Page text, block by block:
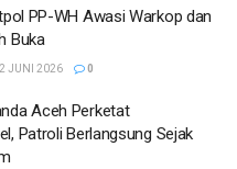
PP-WH Awasi Warkop dan
Buka
2 JUNI 2026 0
Aceh Perketat
Patroli Berlangsung Sejak